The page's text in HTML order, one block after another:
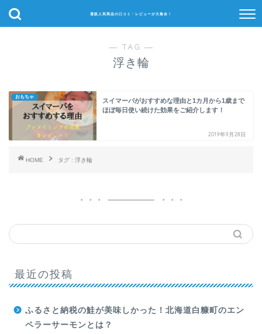
通販人気商品の口コミ・レビューが大集合！
― TAG ―
浮き輪
おもちゃ
スイマーバがおすすめな理由と1カ月から1歳まで
ほぼ毎日使い続けた効果をご紹介します！
2019年9月28日
HOME タグ : 浮き輪
最近の投稿
ふるさと納税の鮭が美味しかった！北海道白糠町のエン
ペラーサーモンとは？